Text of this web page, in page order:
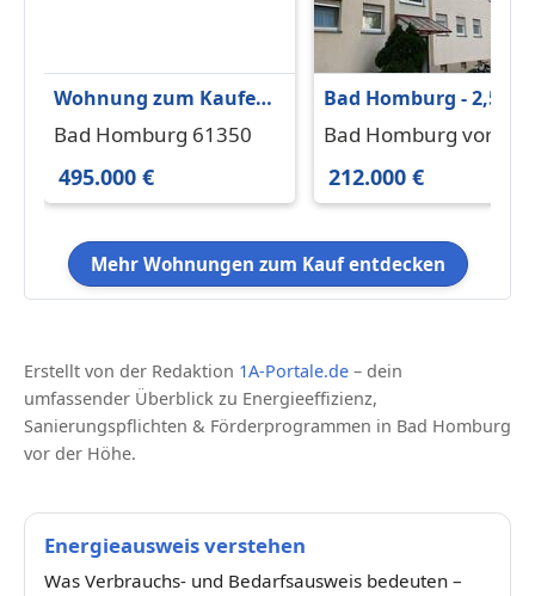
Wohnung zum Kaufen
in Bad Homburg
Bad Homburg 61350
495.000 €
Bad Homburg - 2,5-
Zimmer- Wohnung -
Bad Homburg vor der
Höhe 61350
212.000 €
Mehr Wohnungen zum Kauf entdecken
Erstellt von der Redaktion 1A-Portale.de – dein
umfassender Überblick zu Energieeffizienz,
Sanierungspflichten & Förderprogrammen in Bad Homburg
vor der Höhe.
Energieausweis verstehen
Was Verbrauchs- und Bedarfsausweis bedeuten –